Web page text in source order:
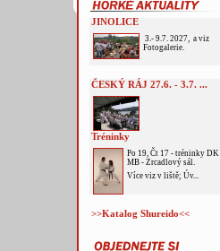
JINOLICE
3.- 9.7. 2027, a viz
Fotogalerie.
ČESKÝ RÁJ 27.6. - 3.7. ...
Tréninky
Po 19, Čt 17 - tréninky DK
MB - Zrcadlový sál.
Více viz v liště; Úv...
>>Katalog Shureido<<